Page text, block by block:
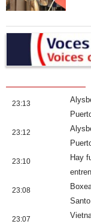
23:13
23:12
23:10
Hay
23:08
23:07